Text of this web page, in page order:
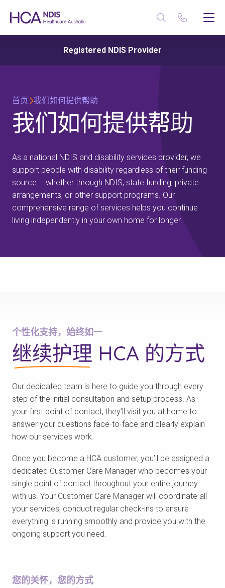
Registered NDIS Provider
首页 我们如何提供帮助
我们如何提供帮助
As a national NDIS and disability services provider, we
support people with disability regardless of their funding
source – whether through NDIS, state funding, private
arrangements, or other support programs. Our
comprehensive range of services helps you continue
living independently in your own home for longer.
个性化支持，始终如一
继续护理 HCA 的方式
Our dedicated team is here to guide you through every
step of the initial consultation and setup process. As
your first point of contact, they’ll visit you at home to
answer your questions face-to-face and clearly explain
how our services work.
Once you become a HCA customer, you’ll be assigned a
dedicated Customer Care Manager who becomes your
single point of contact throughout your entire journey
with us. Your Customer Care Manager will coordinate all
your services, conduct regular check-ins to ensure
everything is running smoothly and provide you with the
ongoing support you need.
您的关怀，您的方式